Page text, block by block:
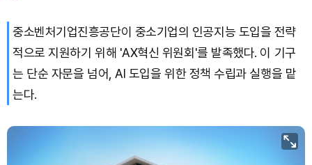
중소벤처기업진흥공단이 중소기업의 인공지능 도입을 전략
적으로 지원하기 위해 'AX혁신 위원회'를 발족했다. 이 기구
는 단순 자문을 넘어, AI 도입을 위한 정책 수립과 실행을 맡
는다.